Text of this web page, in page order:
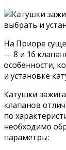
На Приоре
— 8 и 16
особенности,
и установке
Катушки
клапанов
по
необходимо
параметры: